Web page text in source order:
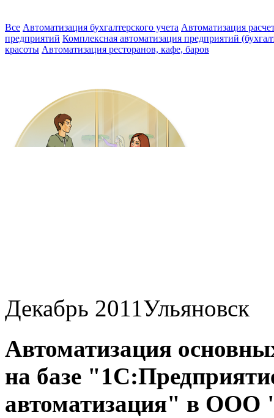
Все Автоматизация бухгалтерского учета Автоматизация
предприятий Комплексная автоматизация предприятий
красоты Автоматизация ресторанов, кафе, баров
Декабрь 2011Ульяновск
Автоматизация
на базе
автоматизация" в